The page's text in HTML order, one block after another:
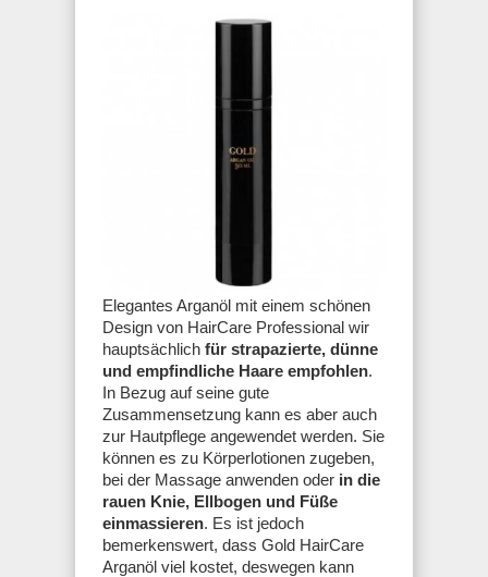
Elegantes Arganöl mit einem schönen
Design von HairCare Professional wir
hauptsächlich für strapazierte, dünne
und empfindliche Haare empfohlen.
In Bezug auf seine gute
Zusammensetzung kann es aber auch
zur Hautpflege angewendet werden. Sie
können es zu Körperlotionen zugeben,
bei der Massage anwenden oder in die
rauen Knie, Ellbogen und Füße
einmassieren. Es ist jedoch
bemerkenswert, dass Gold HairCare
Arganöl viel kostet, deswegen kann